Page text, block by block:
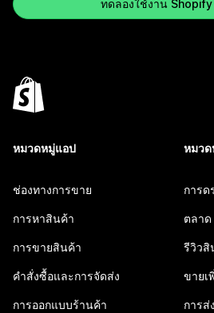
ทดลองใช้งาน
หมวดหมู่แอป
ช่องทางการขาย
การหาสินค้า
การขายสินค้า
คำสั่งซื้อและการจัดส่ง
การออกแบบร้านค้า
หมว
การด
ตลาด
รีวิวสิ
ขายเ
การส่